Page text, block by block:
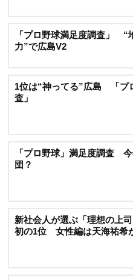
「プロ野球満足度調査」 “
力”で広島V2
1位は“神ってる”広島 「プ
査」
「プロ野球」満足度調査
団？
新社会人が選ぶ「理想の上
初の1位 女性編は天海祐希